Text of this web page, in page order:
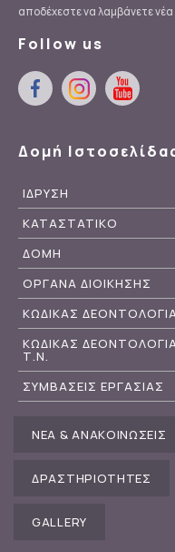
αποδέχεστε να λαμβάνετε νέα
Follow us
Δομή
ΙΔΡΥΣΗ
ΚΑΤΑΣΤΑΤΙΚΟ
ΔΟΜΗ
ΟΡΓΑΝΑ ΔΙΟΙΚΗΣΗΣ
ΚΩΔΙΚΑΣ
ΚΩΔΙΚΑΣ
Τ.Ν.
ΣΥΜΒΑΣΕΙΣ ΕΡΓΑΣΙΑΣ
ΝΕΑ & ΑΝΑΚΟΙΝΩΣΕΙΣ
ΔΡΑΣΤΗΡΙΟΤΗΤΕΣ
GALLERY